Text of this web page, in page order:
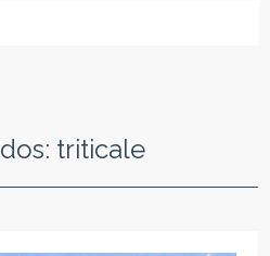
triticale